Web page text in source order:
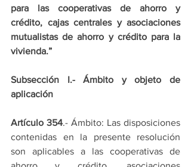
para las cooperativas de ahorro y
crédito, cajas centrales y asociaciones
mutualistas de ahorro y crédito para la
vivienda.”
Subsección I.- Ámbito y objeto de
aplicación
Artículo 354.- Ámbito: Las disposiciones
contenidas en la presente resolución
son aplicables a las cooperativas de